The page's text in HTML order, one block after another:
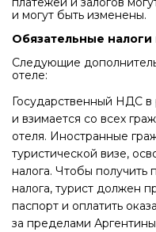
и могут быть изменены.
Обязательные
Следующие
отеле:
Государственный НДС в
и взимается со всех
отеля. Иностранные
туристической визе,
налога. Чтобы
налога, турист должен
паспорт и оплатить
за пределами